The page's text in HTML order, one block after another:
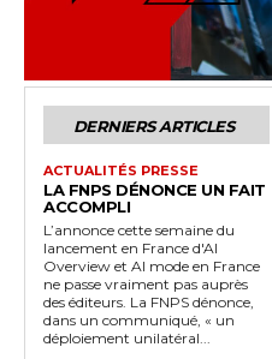
DERNIERS ARTICLES
ACTUALITÉS PRESSE
LA FNPS DÉNONCE UN FAIT
ACCOMPLI
L’annonce cette semaine du
lancement en France d'AI
Overview et AI mode en France
ne passe vraiment pas auprès
des éditeurs. La FNPS dénonce,
dans un communiqué, « un
déploiement unilatéral...